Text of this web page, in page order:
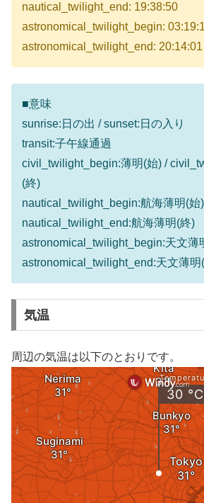
nautical_twilight_end: 19:38:50
astronomical_twilight_begin:
astronomical_twilight_end: 20:14:01
■意味
sunrise:日の出 / sunset:日の入り
transit:子午線通過
civil_twilight_begin:薄明(始) /
(終)
nautical_twilight_begin:航海薄明(始
nautical_twilight_end:航海薄明(終)
astronomical_twilight_begin:天文薄
astronomical_twilight_end:天文薄明
気温
周辺の気温は以下のとおりです。